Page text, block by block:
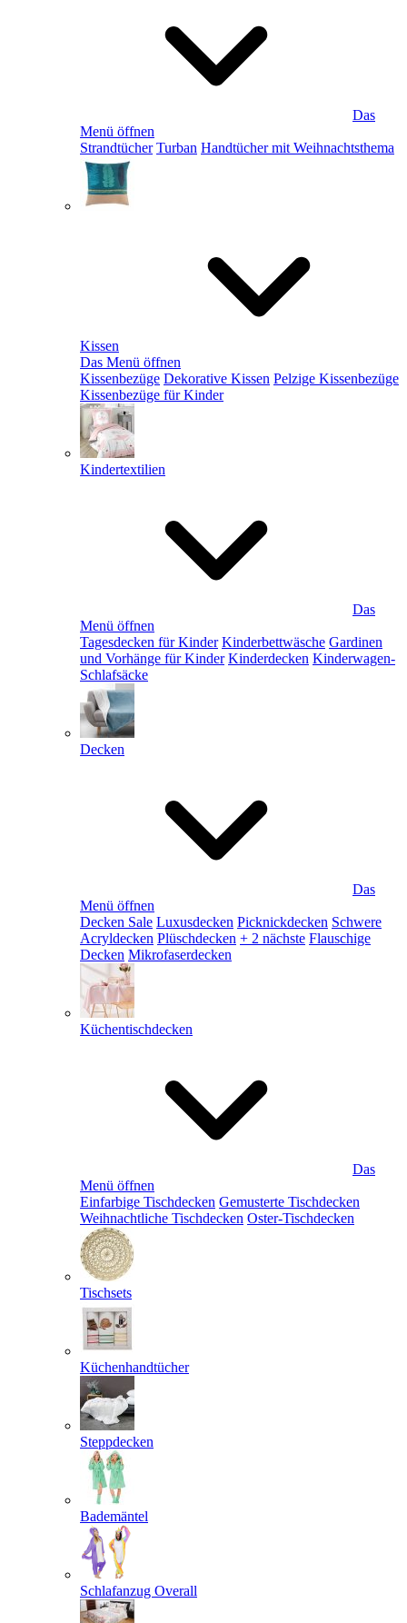
Das
Menü öffnen
Strandtücher Turban Handtücher mit Weihnachtsthema
Kissen
Das Menü öffnen
Kissenbezüge Dekorative Kissen Pelzige Kissenbezüge
Kissenbezüge für Kinder
Kindertextilien
Das
Menü öffnen
Tagesdecken für Kinder Kinderbettwäsche Gardinen
und Vorhänge für Kinder Kinderdecken Kinderwagen-
Schlafsäcke
Decken
Das
Menü öffnen
Decken Sale Luxusdecken Picknickdecken Schwere
Acryldecken Plüschdecken + 2 nächste Flauschige
Decken Mikrofaserdecken
Küchentischdecken
Das
Menü öffnen
Einfarbige Tischdecken Gemusterte Tischdecken
Weihnachtliche Tischdecken Oster-Tischdecken
Tischsets
Küchenhandtücher
Steppdecken
Bademäntel
Schlafanzug Overall